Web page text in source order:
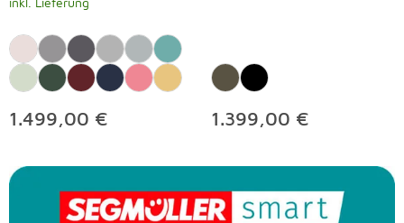
1.499,00 € 1.399,00 €